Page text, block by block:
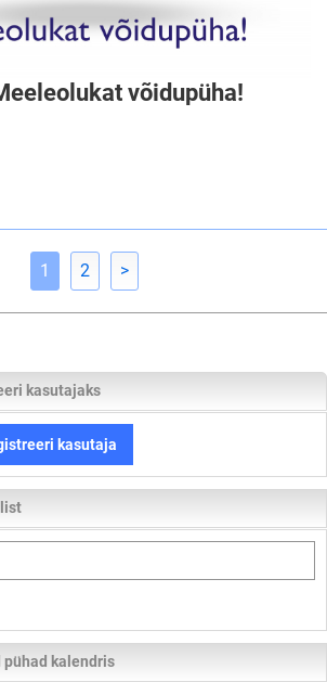
võidupüha!
1 2 >
kasutajaks
kasutaja
pühad kalendris